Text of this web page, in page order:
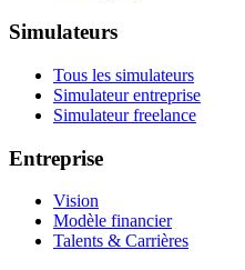
Simulateurs
Tous les simulateurs
Simulateur entreprise
Simulateur freelance
Entreprise
Vision
Modèle financier
Talents & Carrières